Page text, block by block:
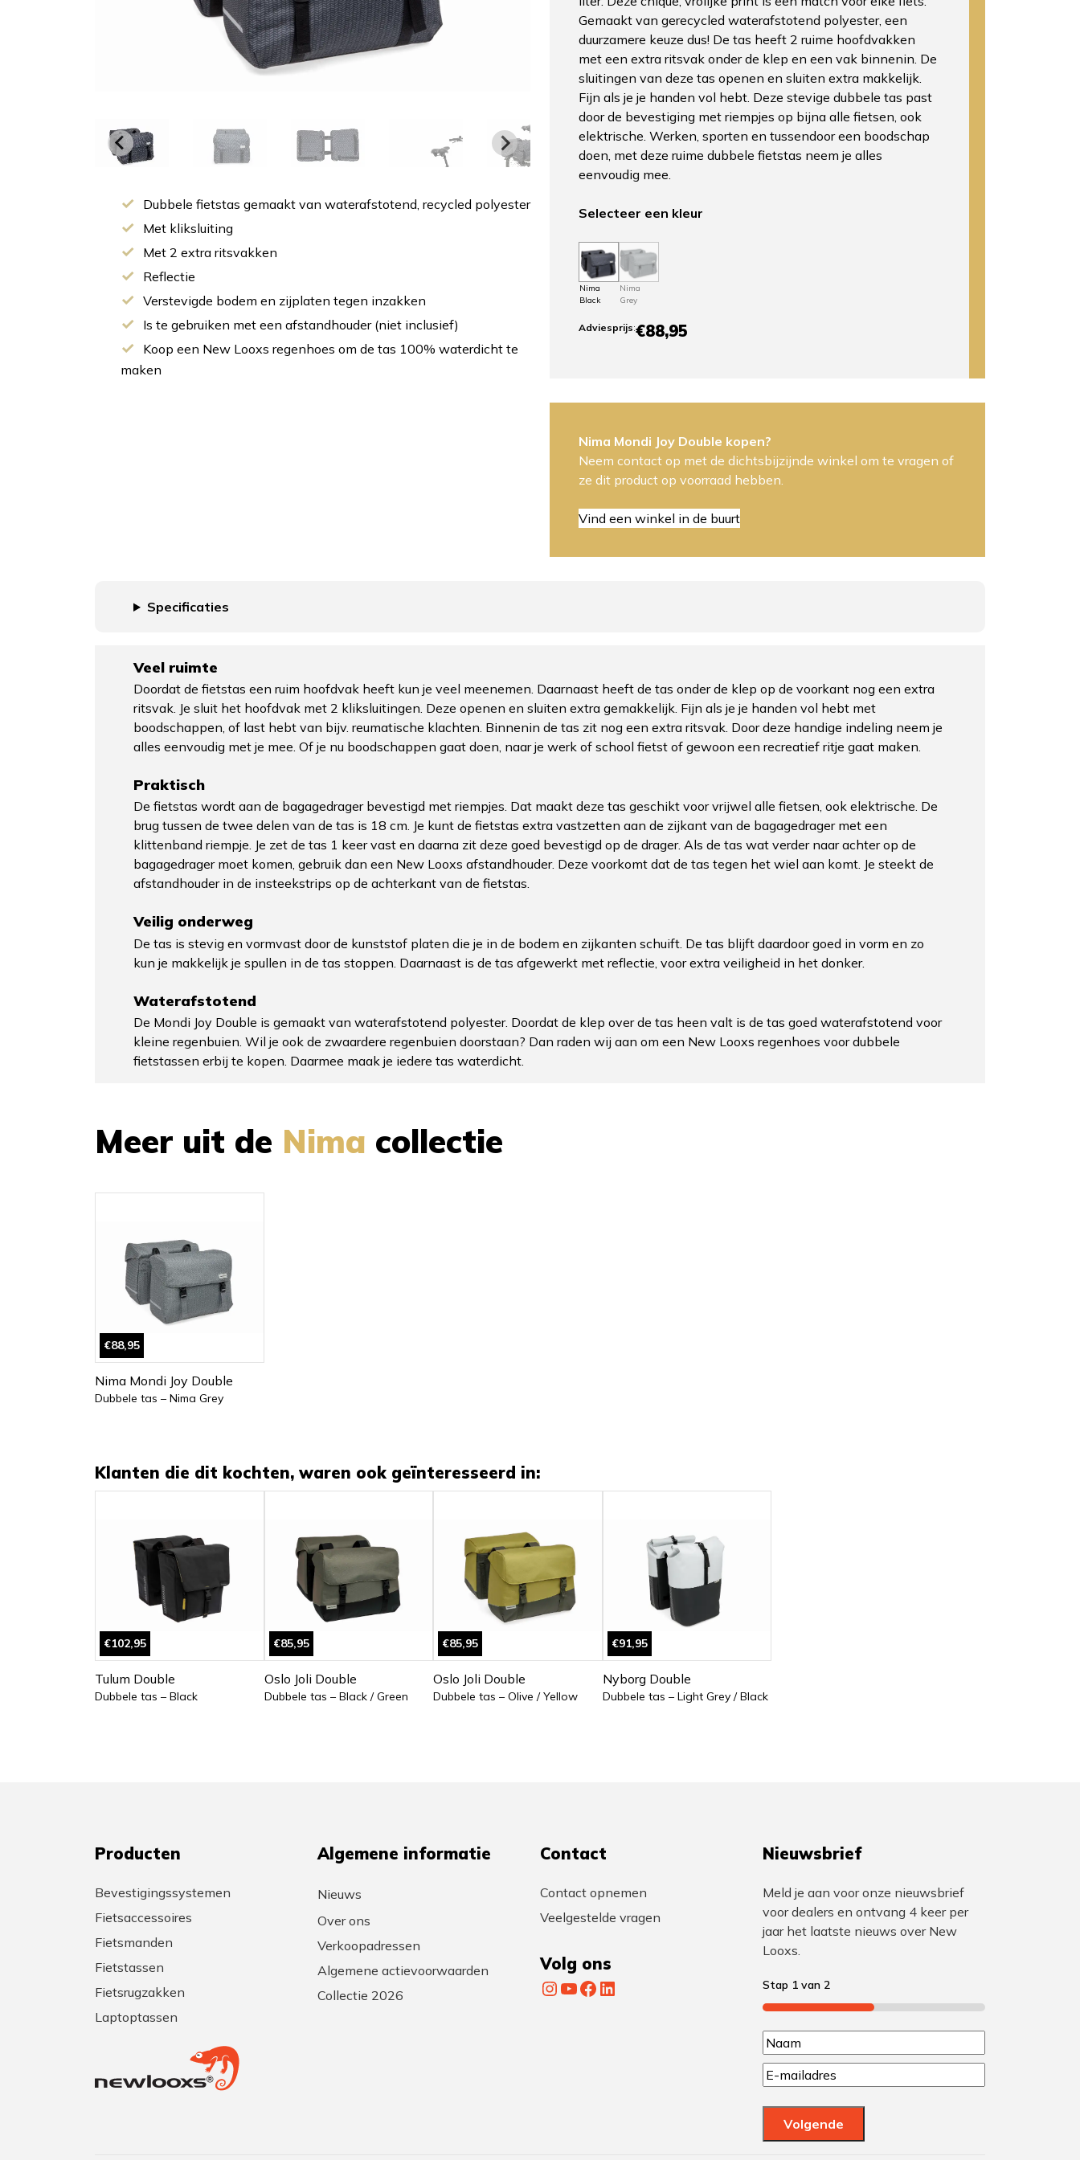
Dubbele fietstas gemaakt van waterafstotend, recycled polyester
Met kliksluiting
Met 2 extra ritsvakken
Reflectie
Verstevigde bodem en zijplaten tegen inzakken
Is te gebruiken met een afstandhouder (niet inclusief)
Koop een New Looxs regenhoes om de tas 100% waterdicht te
maken
Gemaakt van gerecycled waterafstotend polyester, een
duurzamere keuze dus! De tas heeft 2 ruime hoofdvakken
met een extra ritsvak onder de klep en een vak binnenin. De
sluitingen van deze tas openen en sluiten extra makkelijk.
Fijn als je je handen vol hebt. Deze stevige dubbele tas past
door de bevestiging met riempjes op bijna alle fietsen, ook
elektrische. Werken, sporten en tussendoor een boodschap
doen, met deze ruime dubbele fietstas neem je alles
eenvoudig mee.
Selecteer een kleur
Nima
Black
Nima
Grey
Adviesprijs:€88,95
Nima Mondi Joy Double kopen?
Neem contact op met de dichtsbijzijnde winkel om te vragen of
ze dit product op voorraad hebben.
Vind een winkel in de buurt
Specificaties
Veel ruimte
Doordat de fietstas een ruim hoofdvak heeft kun je veel meenemen. Daarnaast heeft de tas onder de klep op de voorkant nog een extra
ritsvak. Je sluit het hoofdvak met 2 kliksluitingen. Deze openen en sluiten extra gemakkelijk. Fijn als je je handen vol hebt met
boodschappen, of last hebt van bijv. reumatische klachten. Binnenin de tas zit nog een extra ritsvak. Door deze handige indeling neem je
alles eenvoudig met je mee. Of je nu boodschappen gaat doen, naar je werk of school fietst of gewoon een recreatief ritje gaat maken.
Praktisch
De fietstas wordt aan de bagagedrager bevestigd met riempjes. Dat maakt deze tas geschikt voor vrijwel alle fietsen, ook elektrische. De
brug tussen de twee delen van de tas is 18 cm. Je kunt de fietstas extra vastzetten aan de zijkant van de bagagedrager met een
klittenband riempje. Je zet de tas 1 keer vast en daarna zit deze goed bevestigd op de drager. Als de tas wat verder naar achter op de
bagagedrager moet komen, gebruik dan een New Looxs afstandhouder. Deze voorkomt dat de tas tegen het wiel aan komt. Je steekt de
afstandhouder in de insteekstrips op de achterkant van de fietstas.
Veilig onderweg
De tas is stevig en vormvast door de kunststof platen die je in de bodem en zijkanten schuift. De tas blijft daardoor goed in vorm en zo
kun je makkelijk je spullen in de tas stoppen. Daarnaast is de tas afgewerkt met reflectie, voor extra veiligheid in het donker.
Waterafstotend
De Mondi Joy Double is gemaakt van waterafstotend polyester. Doordat de klep over de tas heen valt is de tas goed waterafstotend voor
kleine regenbuien. Wil je ook de zwaardere regenbuien doorstaan? Dan raden wij aan om een New Looxs regenhoes voor dubbele
fietstassen erbij te kopen. Daarmee maak je iedere tas waterdicht.
Meer uit de Nima collectie
€88,95
Nima Mondi Joy Double
Dubbele tas – Nima Grey
Klanten die dit kochten, waren ook geïnteresseerd in:
€102,95
Tulum Double
Dubbele tas – Black
€85,95
Oslo Joli Double
Dubbele tas – Black / Green
€85,95
Oslo Joli Double
Dubbele tas – Olive / Yellow
€91,95
Nyborg Double
Dubbele tas – Light Grey / Black
Producten
Bevestigingssystemen
Fietsaccessoires
Fietsmanden
Fietstassen
Fietsrugzakken
Laptoptassen
Algemene informatie
Nieuws
Over ons
Verkoopadressen
Algemene actievoorwaarden
Collectie 2026
Contact
Contact opnemen
Veelgestelde vragen
Volg ons
InstagramYouTube Facebook LinkedIn
Nieuwsbrief
Meld je aan voor onze nieuwsbrief
voor dealers en ontvang 4 keer per
jaar het laatste nieuws over New
Looxs.
Stap 1 van 2
50%
N
a
a
N
a
E
m
a
Volgende